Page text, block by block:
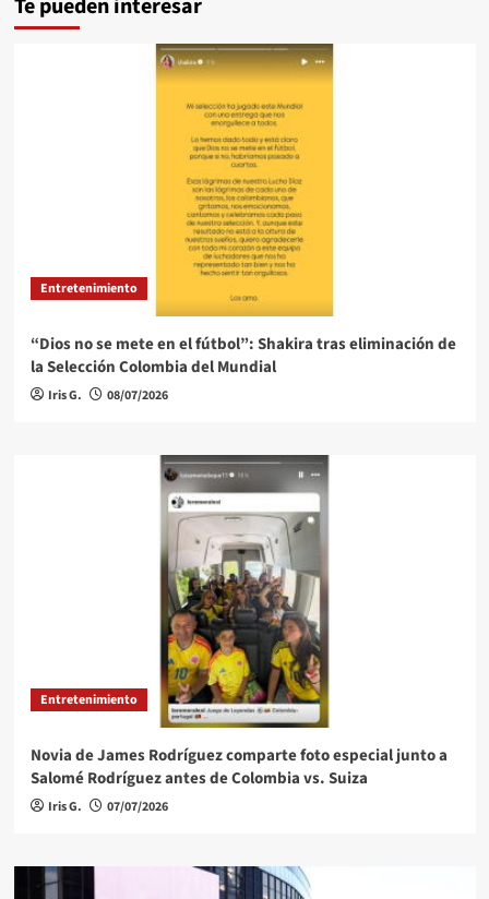
Te pueden interesar
Entretenimiento
“Dios no se mete en el fútbol”: Shakira tras eliminación de
la Selección Colombia del Mundial
Iris G. 08/07/2026
Entretenimiento
Novia de James Rodríguez comparte foto especial junto a
Salomé Rodríguez antes de Colombia vs. Suiza
Iris G. 07/07/2026